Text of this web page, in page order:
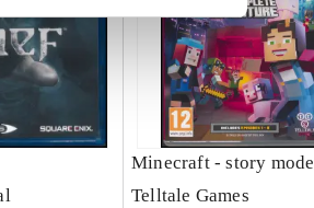
Minecraft - story mode
Telltale Games